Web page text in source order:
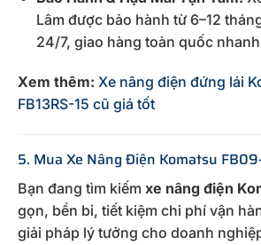
Lâm được bảo hành từ 6–12
24/7, giao hàng toàn quốc
Xem thêm: Xe nâng điện đứng lái
FB13RS-15 cũ giá tốt
5. Mua Xe Nâng Điện Komatsu
Bạn đang tìm kiếm xe nâng điện
gọn, bền bỉ, tiết kiệm chi phí vận
giải pháp lý tưởng cho doanh